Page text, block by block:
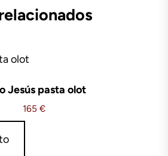
Jesús pasta olot
165 €